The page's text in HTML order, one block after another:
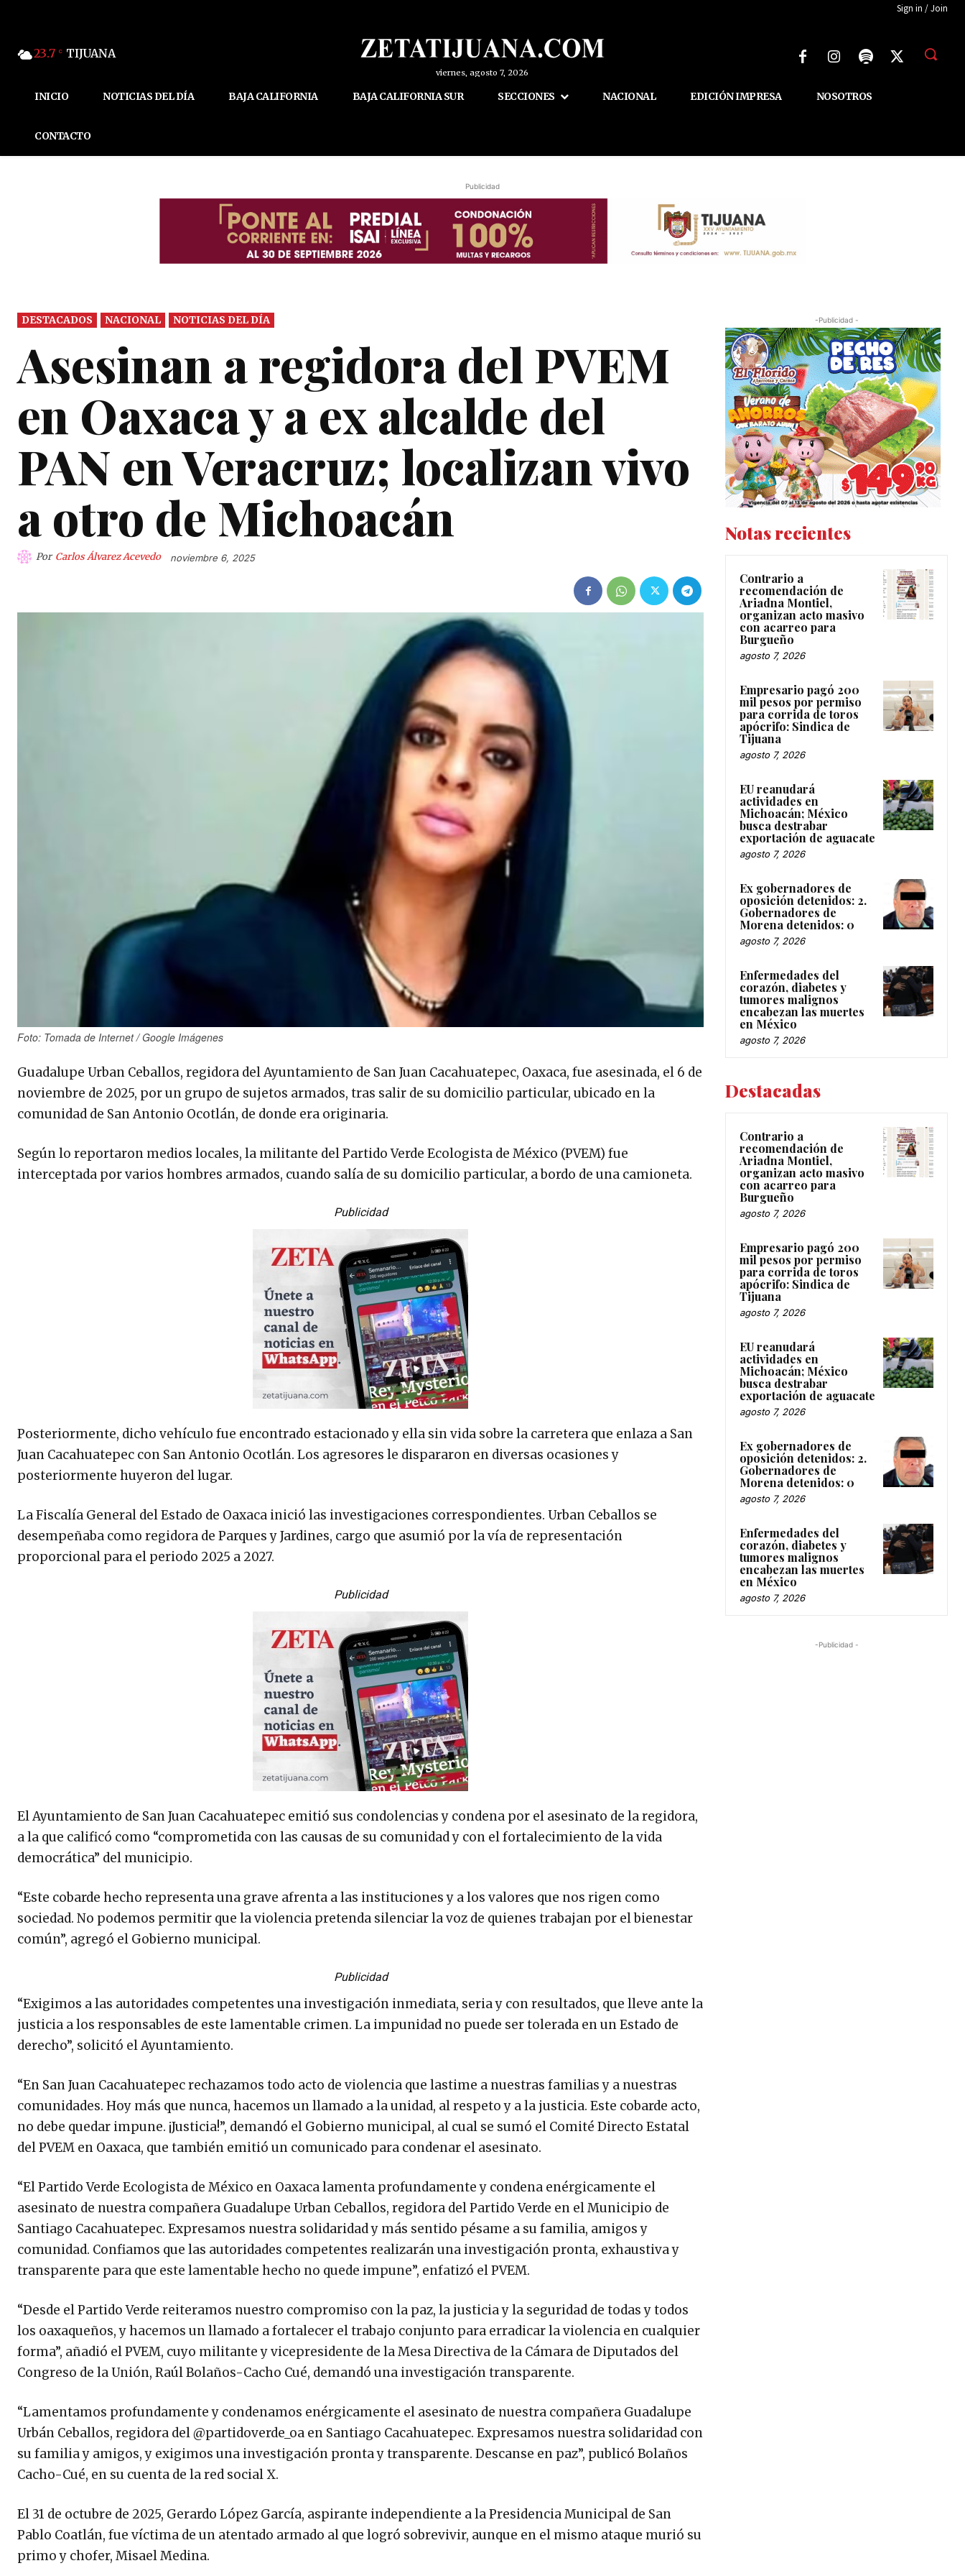
Sign in / Join
23.7 C TIJUANA
viernes, agosto 7, 2026
INICIO NOTICIAS DEL DÍA BAJA CALIFORNIA BAJA CALIFORNIA SUR SECCIONES NACIONAL EDICIÓN IMPRESA NOSOTROS
CONTACTO
Publicidad
DESTACADOS NACIONAL NOTICIAS DEL DÍA
Asesinan a regidora del PVEM
en Oaxaca y a ex alcalde del
PAN en Veracruz; localizan vivo
a otro de Michoacán
Por Carlos Álvarez Acevedo noviembre 6, 2025
Foto: Tomada de Internet / Google Imágenes
Guadalupe Urban Ceballos, regidora del Ayuntamiento de San Juan Cacahuatepec, Oaxaca, fue asesinada, el 6 de
noviembre de 2025, por un grupo de sujetos armados, tras salir de su domicilio particular, ubicado en la
comunidad de San Antonio Ocotlán, de donde era originaria.
Según lo reportaron medios locales, la militante del Partido Verde Ecologista de México (PVEM) fue
interceptada por varios hombres armados, cuando salía de su domicilio particular, a bordo de una camioneta.
Publicidad
Posteriormente, dicho vehículo fue encontrado estacionado y ella sin vida sobre la carretera que enlaza a San
Juan Cacahuatepec con San Antonio Ocotlán. Los agresores le dispararon en diversas ocasiones y
posteriormente huyeron del lugar.
La Fiscalía General del Estado de Oaxaca inició las investigaciones correspondientes. Urban Ceballos se
desempeñaba como regidora de Parques y Jardines, cargo que asumió por la vía de representación
proporcional para el periodo 2025 a 2027.
Publicidad
El Ayuntamiento de San Juan Cacahuatepec emitió sus condolencias y condena por el asesinato de la regidora,
a la que calificó como “comprometida con las causas de su comunidad y con el fortalecimiento de la vida
democrática” del municipio.
“Este cobarde hecho representa una grave afrenta a las instituciones y a los valores que nos rigen como
sociedad. No podemos permitir que la violencia pretenda silenciar la voz de quienes trabajan por el bienestar
común”, agregó el Gobierno municipal.
Publicidad
“Exigimos a las autoridades competentes una investigación inmediata, seria y con resultados, que lleve ante la
justicia a los responsables de este lamentable crimen. La impunidad no puede ser tolerada en un Estado de
derecho”, solicitó el Ayuntamiento.
“En San Juan Cacahuatepec rechazamos todo acto de violencia que lastime a nuestras familias y a nuestras
comunidades. Hoy más que nunca, hacemos un llamado a la unidad, al respeto y a la justicia. Este cobarde acto,
no debe quedar impune. ¡Justicia!”, demandó el Gobierno municipal, al cual se sumó el Comité Directo Estatal
del PVEM en Oaxaca, que también emitió un comunicado para condenar el asesinato.
“El Partido Verde Ecologista de México en Oaxaca lamenta profundamente y condena enérgicamente el
asesinato de nuestra compañera Guadalupe Urban Ceballos, regidora del Partido Verde en el Municipio de
Santiago Cacahuatepec. Expresamos nuestra solidaridad y más sentido pésame a su familia, amigos y
comunidad. Confiamos que las autoridades competentes realizarán una investigación pronta, exhaustiva y
transparente para que este lamentable hecho no quede impune”, enfatizó el PVEM.
“Desde el Partido Verde reiteramos nuestro compromiso con la paz, la justicia y la seguridad de todas y todos
los oaxaqueños, y hacemos un llamado a fortalecer el trabajo conjunto para erradicar la violencia en cualquier
forma”, añadió el PVEM, cuyo militante y vicepresidente de la Mesa Directiva de la Cámara de Diputados del
Congreso de la Unión, Raúl Bolaños-Cacho Cué, demandó una investigación transparente.
“Lamentamos profundamente y condenamos enérgicamente el asesinato de nuestra compañera Guadalupe
Urbán Ceballos, regidora del @partidoverde_oa en Santiago Cacahuatepec. Expresamos nuestra solidaridad con
su familia y amigos, y exigimos una investigación pronta y transparente. Descanse en paz”, publicó Bolaños
Cacho-Cué, en su cuenta de la red social X.
El 31 de octubre de 2025, Gerardo López García, aspirante independiente a la Presidencia Municipal de San
Pablo Coatlán, fue víctima de un atentado armado al que logró sobrevivir, aunque en el mismo ataque murió su
primo y chofer, Misael Medina.
-Publicidad -
Notas recientes
Contrario a
recomendación de
Ariadna Montiel,
organizan acto masivo
con acarreo para
Burgueño
agosto 7, 2026
Empresario pagó 200
mil pesos por permiso
para corrida de toros
apócrifo: Sindica de
Tijuana
agosto 7, 2026
EU reanudará
actividades en
Michoacán; México
busca destrabar
exportación de aguacate
agosto 7, 2026
Ex gobernadores de
oposición detenidos: 2.
Gobernadores de
Morena detenidos: 0
agosto 7, 2026
Enfermedades del
corazón, diabetes y
tumores malignos
encabezan las muertes
en México
agosto 7, 2026
Destacadas
Contrario a
recomendación de
Ariadna Montiel,
organizan acto masivo
con acarreo para
Burgueño
agosto 7, 2026
Empresario pagó 200
mil pesos por permiso
para corrida de toros
apócrifo: Sindica de
Tijuana
agosto 7, 2026
EU reanudará
actividades en
Michoacán; México
busca destrabar
exportación de aguacate
agosto 7, 2026
Ex gobernadores de
oposición detenidos: 2.
Gobernadores de
Morena detenidos: 0
agosto 7, 2026
Enfermedades del
corazón, diabetes y
tumores malignos
encabezan las muertes
en México
agosto 7, 2026
-Publicidad -